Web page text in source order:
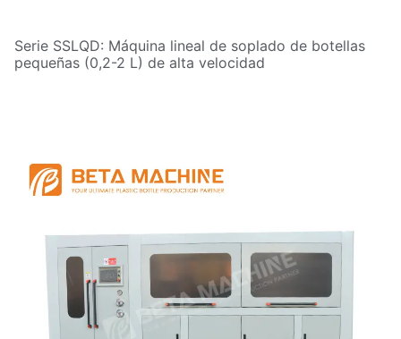
Serie SSLQD: Máquina lineal de soplado de botellas
pequeñas (0,2-2 L) de alta velocidad